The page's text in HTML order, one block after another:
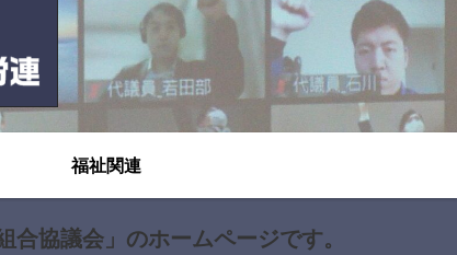
福祉関連
協議会」のホームページです。